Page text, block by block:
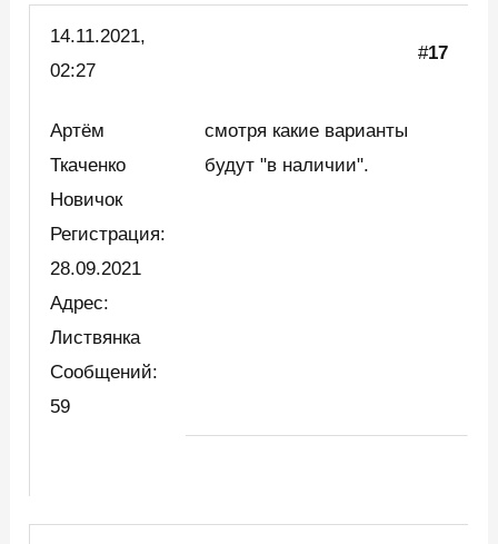
14.11.2021,
02:27
#17
Артём
Ткаченко
Новичок
Регистрация:
28.09.2021
Адрес:
Листвянка
Сообщений:
59
смотря какие варианты
будут "в наличии".